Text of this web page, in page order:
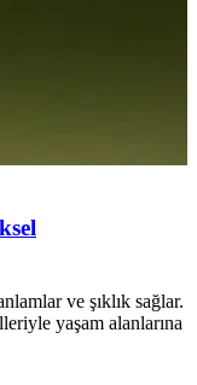
ve şıklık sağlar.
yaşam alanlarına